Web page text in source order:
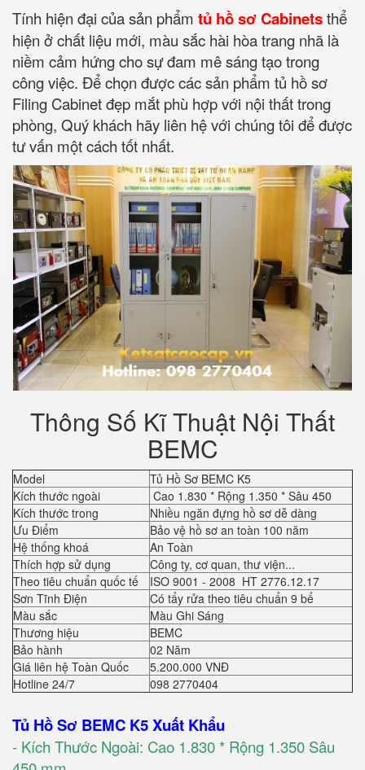
Tính hiện đại của sản phẩm tủ hồ sơ Cabinetsthể
hiện ở chất liệu mới, màu sắc hài hòa trang nhã là
niềm cảm hứng cho sự đam mê sáng tạo trong
công việc. Để chọn được các sản phẩm tủ hồ sơ
Filing Cabinet đẹp mắt phù hợp với nội thất trong
phòng, Quý khách hãy liên hệ với chúng tôi để được
tư vấn một cách tốt nhất.
Thông Số Kĩ Thuật Nội Thất
BEMC
Model
Tủ Hồ Sơ BEMC K5
Kích thước ngoài
Cao 1.830 * Rộng 1.350 * Sâu 450
Kích thước trong
Nhiều ngăn đựng hồ sơ dễ dàng
Ưu Điểm
Bảo vệ hồ sơ an toàn 100 năm
Hệ thống khoá
An Toàn
Thích hợp sử dụng
Công ty, cơ quan, thư viện...
Theo tiêu chuẩn quốc tế
ISO 9001 - 2008 HT 2776.12.17
Sơn Tĩnh Điện
Có tẩy rửa theo tiêu chuẩn 9 bể
Màu sắc
Màu Ghi Sáng
Thương hiệu
BEMC
Bảo hành
02 Năm
Giá liên hệ Toàn Quốc
5.200.000 VNĐ
Hotline 24/7
098 2770404
Tủ Hồ Sơ BEMC K5 Xuất Khẩu
- Kích Thước Ngoài: Cao 1.830 * Rộng 1.350 Sâu